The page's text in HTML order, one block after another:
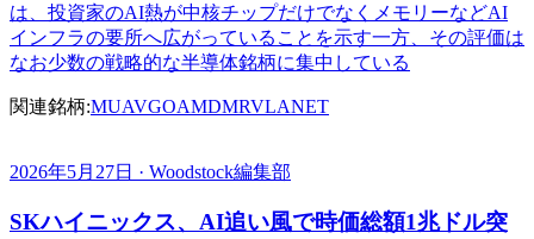
は、投資家のAI熱が中核チップだけでなくメモリーなどAI
インフラの要所へ広がっていることを示す一方、その評価は
なお少数の戦略的な半導体銘柄に集中している
関連銘柄:MUAVGOAMDMRVLANET
2026年5月27日 · Woodstock編集部
SKハイニックス、AI追い風で時価総額1兆ドル突